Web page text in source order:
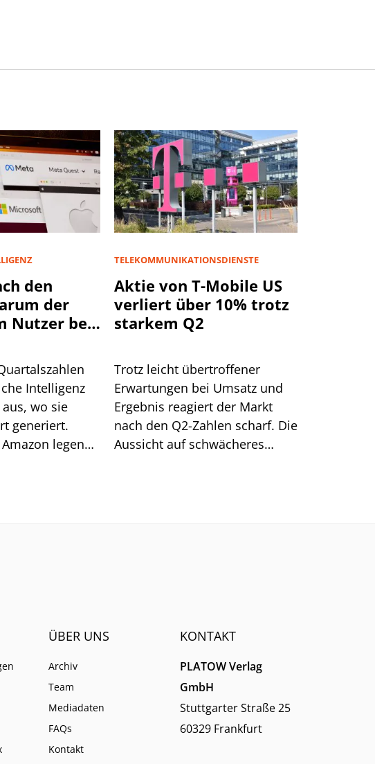
den
der
Nutzer bei
Intelligenz
wo sie
generiert.
legen
TELEKOMMUNIKATIONSDIENSTE
Aktie von T-Mobile US
verliert über 10% trotz
starkem Q2
Trotz leicht übertroffener
Erwartungen bei Umsatz und
Ergebnis reagiert der Markt
nach den Q2-Zahlen scharf. Die
Aussicht auf schwächeres
ÜBER UNS
Archiv
Team
Mediadaten
FAQs
Kontakt
KONTAKT
PLATOW Verlag
GmbH
Stuttgarter Straße 25
60329 Frankfurt